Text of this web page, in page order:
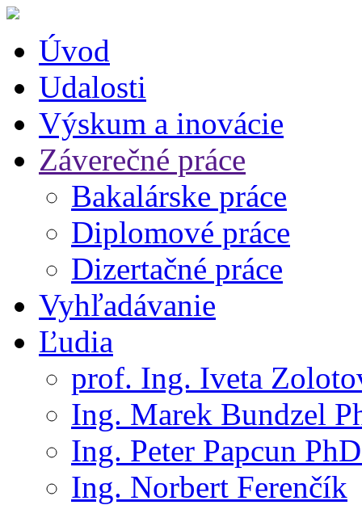
Úvod
Udalosti
Výskum a inovácie
Záverečné práce
Bakalárske práce
Diplomové práce
Dizertačné práce
Vyhľadávanie
Ľudia
prof. Ing. Iveta
Ing. Marek Bundzel
Ing. Peter Papcun
Ing. Norbert Ferenčík